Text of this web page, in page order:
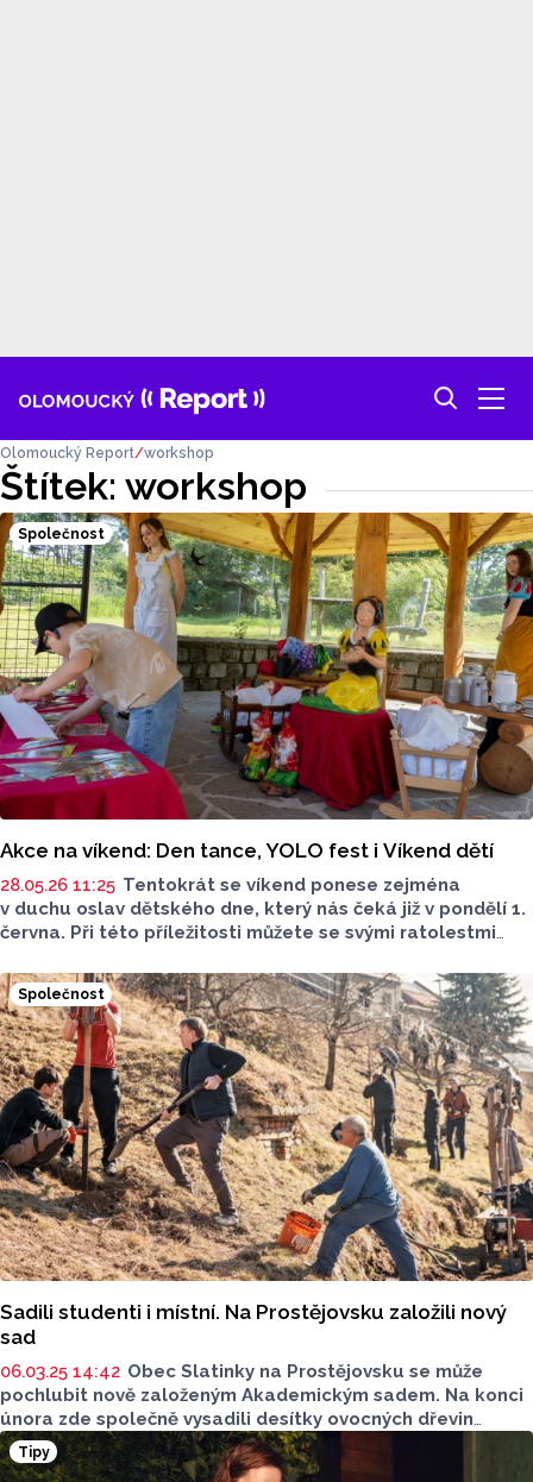
Štítek: workshop
Olomoucký Report workshop
Společnost
Akce na víkend: Den tance, YOLO fest i Víkend dětí
28.05.26 11:25 Tentokrát se víkend ponese zejména
v duchu oslav dětského dne, který nás čeká již v pondělí 1.
června. Při této příležitosti můžete se svými ratolestmi
na Olomoucké Poděbrady. Podívat se však můžete i na
Den tance nebo degustační pivní festival.
Společnost
Sadili studenti i místní. Na Prostějovsku založili nový
sad
06.03.25 14:42 Obec Slatinky na Prostějovsku se může
pochlubit nově založeným Akademickým sadem. Na konci
února zde společně vysadili desítky ovocných dřevin
studenti Přírodovědecké fakulty Univerzity Palackého
(PřF UP) a místní obyvatelé. Stromy byly pečlivě vybrány
Tipy